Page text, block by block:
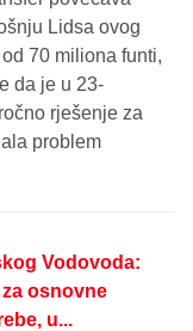
Lidsa ovog
70 miliona funti,
da je u 23-
rješenje za
problem
Vodovoda:
osnovne
u...